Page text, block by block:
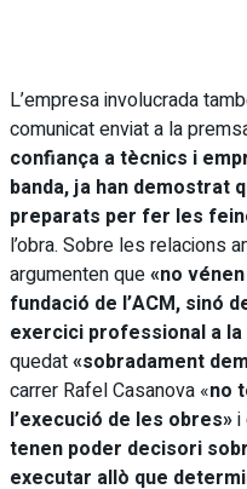
L’empresa involucrada
comunicat enviat a la
confiança a tècnics i
banda, ja han demostrat
preparats per fer les
l’obra. Sobre les relacions
argumenten que«no
fundació de l’ACM, sinó
exercici professional a la
quedat«sobradament
carrer Rafel Casanova «no
l’execució de les obres»i
tenen poder decisori
executar allò que